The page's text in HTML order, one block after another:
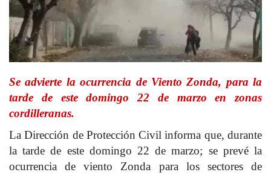
Se advierte la ocurrencia de Viento Zonda, para la
tarde de este domingo 22 de marzo en zonas
cordilleranas.
La Dirección de Protección Civil informa que, durante
la tarde de este domingo 22 de marzo; se prevé la
ocurrencia de viento Zonda para los sectores de